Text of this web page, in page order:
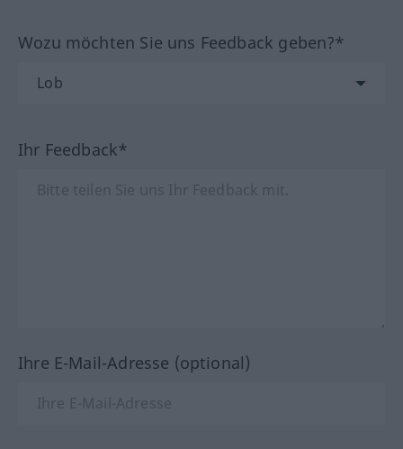
Wozu möchten Sie uns Feedback geben?*
Ihr Feedback*
Ihre E-Mail-Adresse (optional)